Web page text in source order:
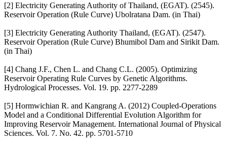
[2] Electricity Generating Authority of Thailand, (EGAT). (2545).
Reservoir Operation (Rule Curve) Ubolratana Dam. (in Thai)
[3] Electricity Generating Authority Thailand, (EGAT). (2547).
Reservoir Operation (Rule Curve) Bhumibol Dam and Sirikit Dam.
(in Thai)
[4] Chang J.F., Chen L. and Chang C.L. (2005). Optimizing
Reservoir Operating Rule Curves by Genetic Algorithms.
Hydrological Processes. Vol. 19. pp. 2277-2289
[5] Hormwichian R. and Kangrang A. (2012) Coupled-Operations
Model and a Conditional Differential Evolution Algorithm for
Improving Reservoir Management. International Journal of Physical
Sciences. Vol. 7. No. 42. pp. 5701-5710